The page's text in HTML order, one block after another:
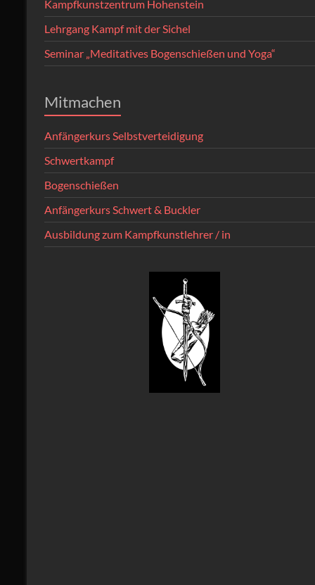
Kampfkunstzentrum Hohenstein
Lehrgang Kampf mit der Sichel
Seminar „Meditatives Bogenschießen und Yoga“
Mitmachen
Anfängerkurs Selbstverteidigung
Schwertkampf
Bogenschießen
Anfängerkurs Schwert & Buckler
Ausbildung zum Kampfkunstlehrer / in